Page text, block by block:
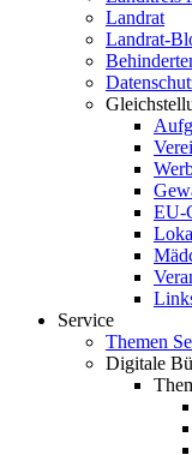
Landrat
Landrat-
EU-
Service
Themen
Digitale